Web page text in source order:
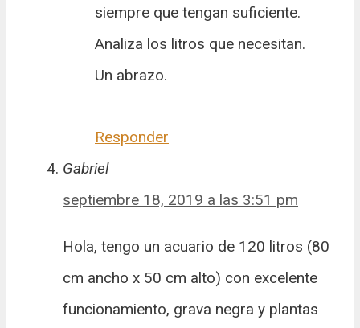
siempre que tengan suficiente.
Analiza los litros que necesitan.
Un abrazo.
Responder
Gabriel
septiembre 18, 2019 a las 3:51 pm
Hola, tengo un acuario de 120 litros (80
cm ancho x 50 cm alto) con excelente
funcionamiento, grava negra y plantas